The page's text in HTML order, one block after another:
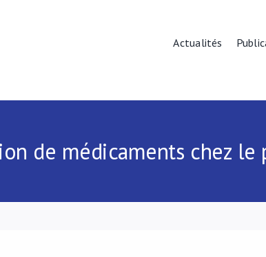
Actualités
de médicaments chez